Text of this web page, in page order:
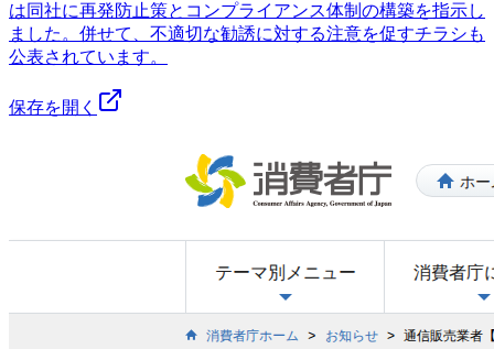
は同社に再発防止策とコンプライアンス体制の構築を指示し
ました。併せて、不適切な勧誘に対する注意を促すチラシも
公表されています。
保存を開く